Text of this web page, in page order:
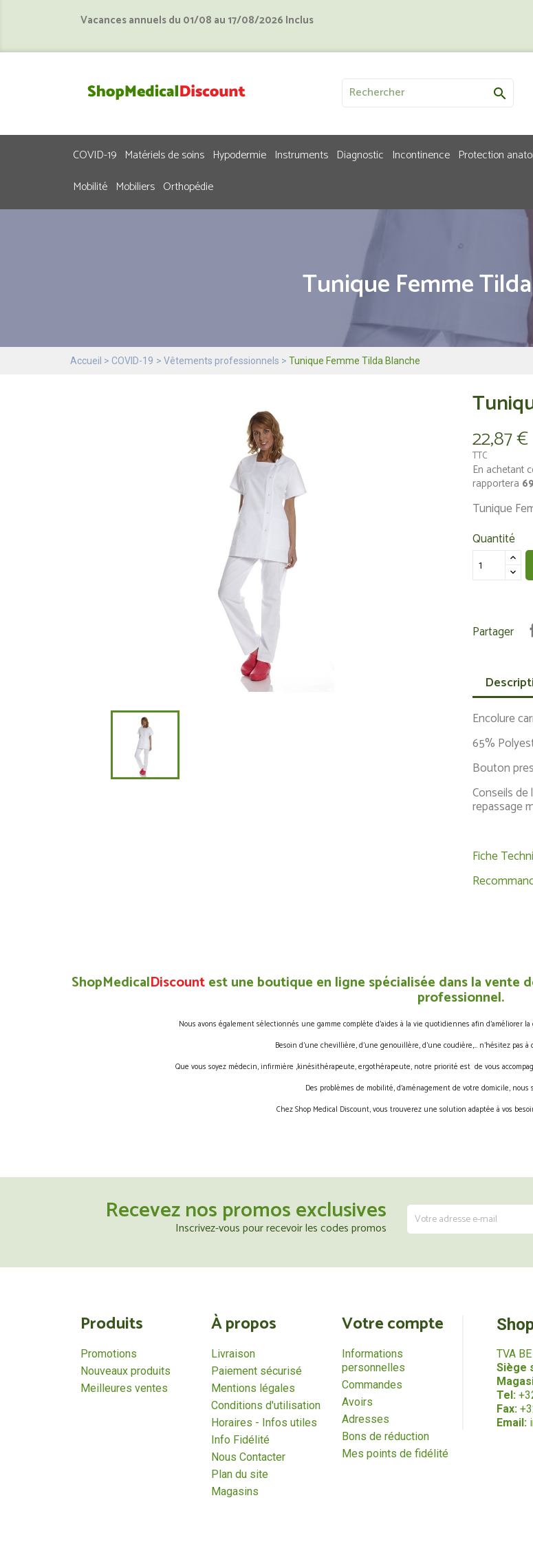
Vacances annuels du 01/08 au 17/08/2026 Inclus

COVID-19 Matériels de soins Hypodermie Instruments Diagnostic Incontinence Protection
Mobilité Mobiliers Orthopédie
Tunique Femme
Accueil COVID-19 Vêtements professionnels Tunique Femme Tilda Blanche
22,87 €
TTC
En achetant
rapportera 69
Tunique
Quantité
Partager
Encolure
65%
Bouton
Conseils de
repassage
Fiche
ShopMedicalDiscountest une boutique en ligne spécialisée dans la
professionnel.
Nous avons également sélectionnés une gamme complète d’aides à la vie quotidiennes afin
Besoin d’une chevillière, d’une genouillère, d’une coudière,… n’hésitez pas
Que vous soyez médecin, infirmière ,kinésithérapeute, ergothérapeute, notre priorité est de vous
Des problèmes de mobilité, d’aménagement de votre domicile, nous
Chez Shop Medical Discount, vous trouverez une solution adaptée à vos
Recevez nos promos exclusives
Inscrivez-vous pour recevoir les codes promos
Produits
Promotions
Nouveaux produits
Meilleures ventes
À propos
Livraison
Paiement sécurisé
Mentions légales
Conditions d'utilisation
Horaires - Infos utiles
Info Fidélité
Nous Contacter
Plan du site
Magasins
Votre compte
Informations
personnelles
Commandes
Avoirs
Adresses
Bons de réduction
Mes points de fidélité
TVA
Siège
Tel:
Fax:
Email: